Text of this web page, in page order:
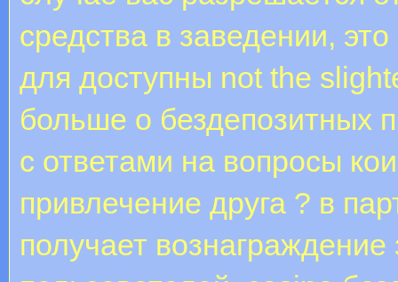
средства в заведении,
для доступны not the
больше о бездепозитных
с ответами на вопросы
привлечение друга ? в
получает